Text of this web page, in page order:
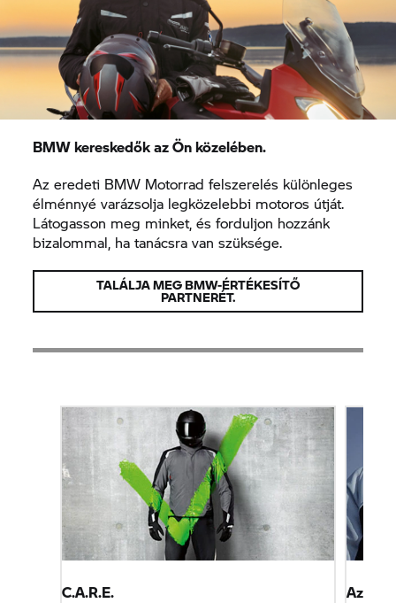
BMW kereskedők az Ön közelében.
Az eredeti BMW Motorrad felszerelés különleges
élménnyé varázsolja legközelebbi motoros útját.
Látogasson meg minket, és forduljon hozzánk
bizalommal, ha tanácsra van szüksége.
TALÁLJA MEG BMW-ÉRTÉKESÍTŐ
PARTNERÉT.
C.A.R.E.
Az ÚJ